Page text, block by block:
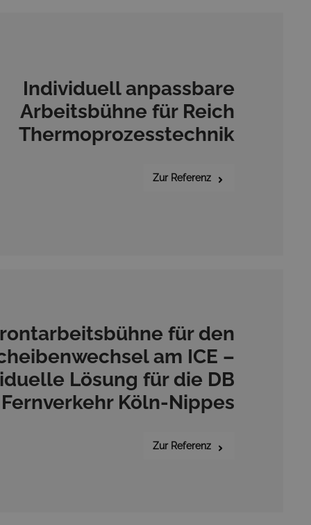
Individuell anpassbare
Arbeitsbühne für Reich
Thermoprozesstechnik
Zur Referenz
für den
am ICE –
Lösung für die DB
Fernverkehr Köln-Nippes
Zur Referenz